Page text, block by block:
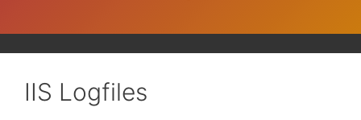
IIS Logfiles